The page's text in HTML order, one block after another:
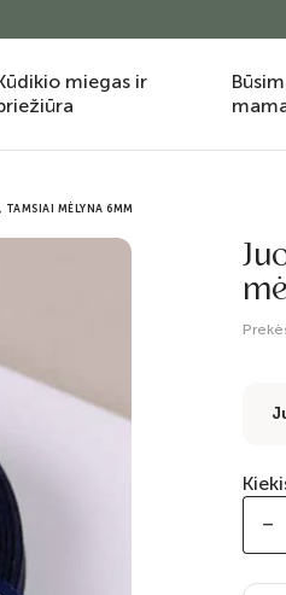
miegas ir
TAMSIAI MĖLYNA 6MM